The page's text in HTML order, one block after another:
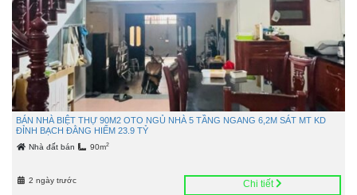
BÁN NHÀ BIỆT THỰ 90M2 OTO NGỦ NHÀ 5 TẦNG NGANG 6,2M SÁT MT KD
ĐỈNH BẠCH ĐẰNG HIẾM 23.9 TỶ
Nhà đất bán 90m2
2 ngày trước Chi tiết